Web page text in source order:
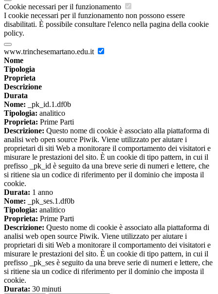
Cookie necessari per il funzionamento
I cookie necessari per il funzionamento non possono essere
disabilitati. È possibile consultare l'elenco nella pagina della cookie
policy.
www.trinchesemartano.edu.it
Nome
Tipologia
Proprieta
Descrizione
Durata
Nome: _pk_id.1.df0b
Tipologia: analitico
Proprieta: Prime Parti
Descrizione: Questo nome di cookie è associato alla piattaforma di
analisi web open source Piwik. Viene utilizzato per aiutare i
proprietari di siti Web a monitorare il comportamento dei visitatori e
misurare le prestazioni del sito. È un cookie di tipo pattern, in cui il
prefisso _pk_id è seguito da una breve serie di numeri e lettere, che
si ritiene sia un codice di riferimento per il dominio che imposta il
cookie.
Durata: 1 anno
Nome: _pk_ses.1.df0b
Tipologia: analitico
Proprieta: Prime Parti
Descrizione: Questo nome di cookie è associato alla piattaforma di
analisi web open source Piwik. Viene utilizzato per aiutare i
proprietari di siti Web a monitorare il comportamento dei visitatori e
misurare le prestazioni del sito. È un cookie di tipo pattern, in cui il
prefisso _pk_ses è seguito da una breve serie di numeri e lettere, che
si ritiene sia un codice di riferimento per il dominio che imposta il
cookie.
Durata: 30 minuti